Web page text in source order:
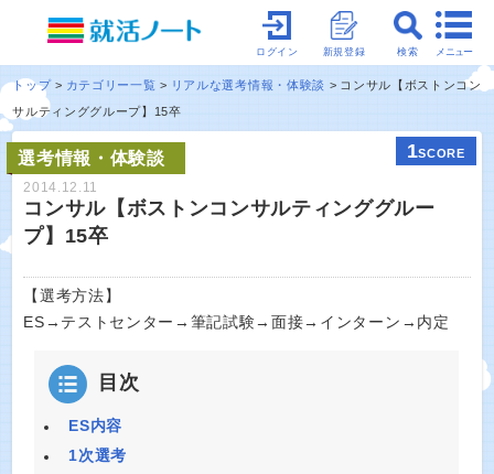
メニュー
検索
新規登録
ログイン
トップ カテゴリー一覧 リアルな選考情報・体験談
コンサル【ボストンコン
サルティンググループ】15卒
選考情報・体験談 1SCORE
2014.12.11
コンサル【ボストンコンサルティンググルー
プ】15卒
【選考方法】
ES→テストセンター→筆記試験→面接→インターン→内定
目次
ES内容
1次選考